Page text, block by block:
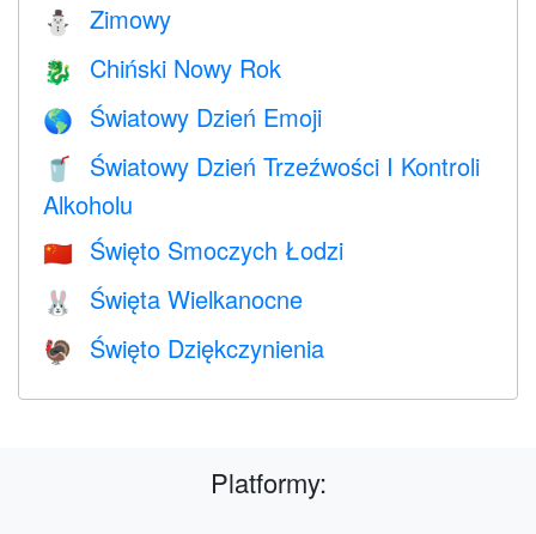
⛄ Zimowy
🐉 Chiński Nowy Rok
🌎 Światowy Dzień Emoji
🥤
Światowy Dzień Trzeźwości I Kontroli
Alkoholu
🇨🇳 Święto Smoczych Łodzi
🐰 Święta Wielkanocne
🦃 Święto Dziękczynienia
Platformy: